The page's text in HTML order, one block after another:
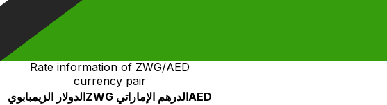
AED
حوِّل الدولار الزيمبابوي إلى الدرهم الإماراتي
Rate information of ZWG/AED
currency pair
الدولار الزيمبابويZWG الدرهم الإماراتيAED